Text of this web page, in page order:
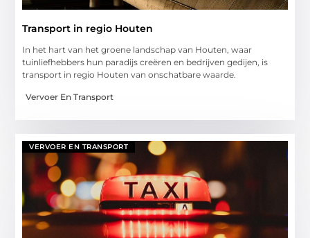
Transport in regio Houten
In het hart van het groene landschap van Houten, waar
tuinliefhebbers hun paradijs creëren en bedrijven gedijen, is
transport in regio Houten van onschatbare waarde.
Vervoer En Transport
VERVOER EN TRANSPORT